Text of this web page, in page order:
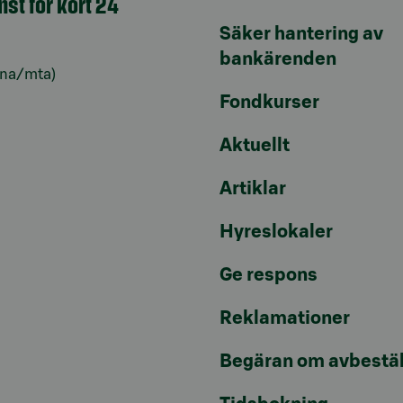
mta)
Säker hantering av
bankärenden
Fondkurser
Aktuellt
Artiklar
Hyreslokaler
Ge respons
Reklamationer
Begäran om